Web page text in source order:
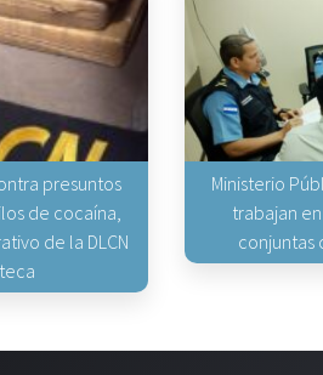
presuntos
de cocaína,
de la DLCN
Ministerio
trabajan
conjuntas